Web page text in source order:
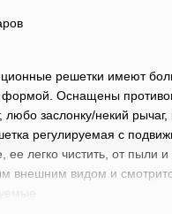
решетки имеют
формой. Оснащены
любо заслонку/некий
регулируемая с
ее легко чистить, от пыли
внешним видом и